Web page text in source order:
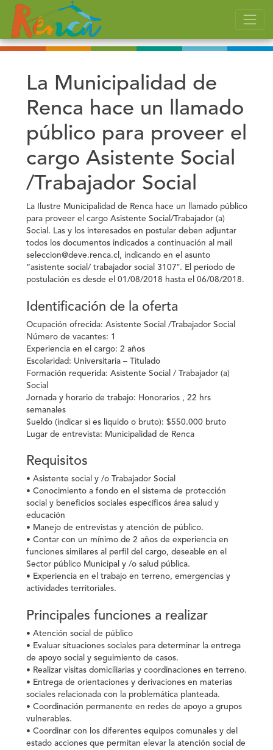
La Municipalidad de
Renca hace un llamado
público para proveer el
cargo Asistente Social
/Trabajador Social
La Ilustre Municipalidad de Renca hace un llamado público
para proveer el cargo Asistente Social/Trabajador (a)
Social. Las y los interesados en postular deben adjuntar
todos los documentos indicados a continuación al mail
seleccion@deve.renca.cl , indicando en el asunto
“asistente social/ trabajador social 3107″. El periodo de
postulación es desde el 01/08/2018 hasta el 06/08/2018.
Identificación de la oferta
Ocupación ofrecida: Asistente Social /Trabajador Social
Número de vacantes: 1
Experiencia en el cargo: 2 años
Escolaridad: Universitaria – Titulado
Formación requerida: Asistente Social / Trabajador (a)
Social
Jornada y horario de trabajo: Honorarios , 22 hrs
semanales
Sueldo (indicar si es liquido o bruto): $550.000 bruto
Lugar de entrevista: Municipalidad de Renca
Requisitos
• Asistente social y /o Trabajador Social
• Conocimiento a fondo en el sistema de protección
social y beneficios sociales específicos área salud y
educación
• Manejo de entrevistas y atención de público.
• Contar con un mínimo de 2 años de experiencia en
funciones similares al perfil del cargo, deseable en el
Sector público Municipal y /o salud pública.
• Experiencia en el trabajo en terreno, emergencias y
actividades territoriales.
Principales funciones a realizar
• Atención social de público
• Evaluar situaciones sociales para determinar la entrega
de apoyo social y seguimiento de casos.
• Realizar visitas domiciliarias y coordinaciones en terreno.
• Entrega de orientaciones y derivaciones en materias
sociales relacionada con la problemática planteada.
• Coordinación permanente en redes de apoyo a grupos
vulnerables.
• Coordinar con los diferentes equipos comunales y del
estado acciones que permitan elevar la atención social de